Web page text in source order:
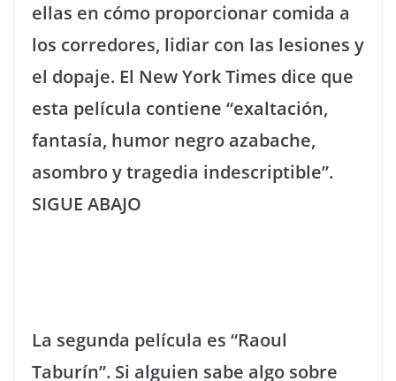
ellas en cómo proporcionar comida a
los corredores, lidiar con las lesiones y
el dopaje. El New York Times dice que
esta película contiene “exaltación,
fantasía, humor negro azabache,
asombro y tragedia indescriptible”.
SIGUE ABAJO
La segunda película es “Raoul
Taburín”. Si alguien sabe algo sobre